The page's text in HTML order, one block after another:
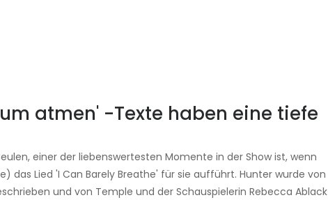
atmen' -Texte haben eine tiefe
einer der liebenswertesten Momente in der Show ist, wenn
das Lied 'I Can Barely Breathe' für sie aufführt. Hunter wurde von
und von Temple und der Schauspielerin Rebecca Ablack